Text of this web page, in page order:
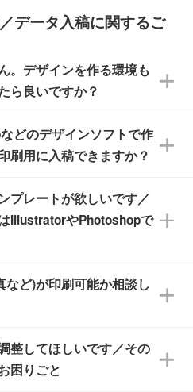
ください。
力いただくと、おおよ
ご確認いただけます。
めのご発注をお願いい
換算です。
がかかります。
ら
って異なります。各商
ださい
リスターパックなど)
つずつ袋に入っていま
袋など)
がされていない状態で
れ替えや、オリジナル
りません。
です。なお、海外への
せんので予めご了承く
データ入稿に関するご
。デザインを作る環境も
ら良いですか？
レーター」を使えば、
デザインを作成できま
安心です。
ビス
て無料でデザインデー
。
どのデザインソフトで作
刷用に入稿できますか？
CLIP STUDIOなどのデ
のデザインを作成した
ップロードしてご入稿
タッフがデータに不備
客様と確認してから印
心ください。
プレートが欲しいです／
IllustratorやPhotoshopで
レートのご用意があり
印刷方法・テンプレー
PDF形式ですが、
開いてご利用いただけ
ど)が印刷可能か相談し
像度かどうか、担当ス
します。
整してほしいです／その
困りごと